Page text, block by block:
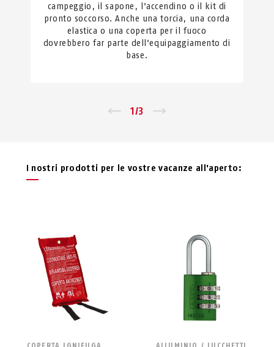
campeggio, il sapone, l'accendino o il kit di
pronto soccorso. Anche una torcia, una corda
elastica o una coperta per il fuoco
dovrebbero far parte dell'equipaggiamento di
base.
1/3
I nostri prodotti per le vostre vacanze all'aperto: